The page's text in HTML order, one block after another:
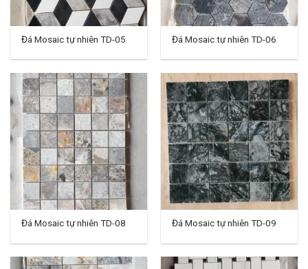
Đá Mosaic tự nhiên TD-05 Đá Mosaic tự nhiên TD-06
Đá Mosaic tự nhiên TD-08 Đá Mosaic tự nhiên TD-09